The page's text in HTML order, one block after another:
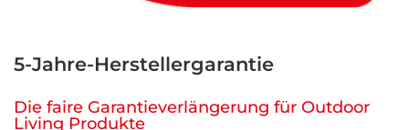
5-Jahre-Herstellergarantie
Die faire Garantieverlängerung für Outdoor
Living Produkte